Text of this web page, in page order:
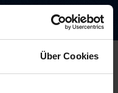
Über Cookies